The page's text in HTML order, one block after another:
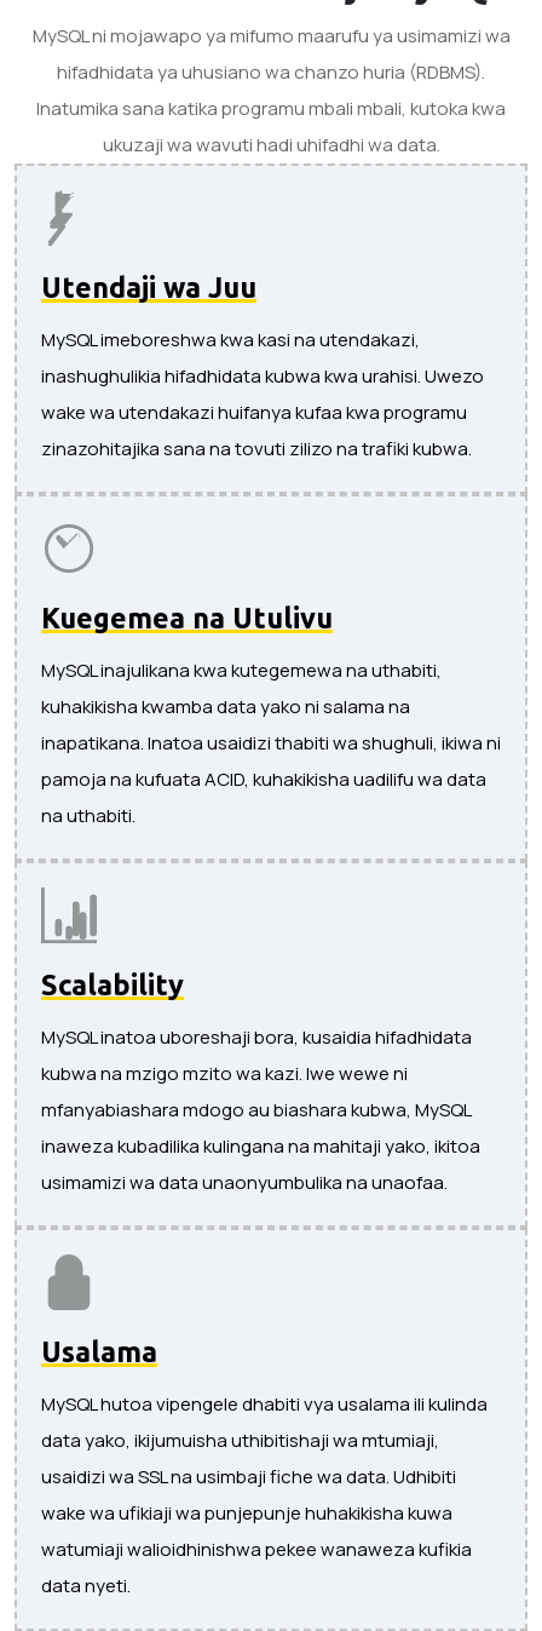
MySQL ni mojawapo ya mifumo maarufu ya usimamizi wa
hifadhidata ya uhusiano wa chanzo huria (RDBMS).
Inatumika sana katika programu mbali mbali, kutoka kwa
ukuzaji wa wavuti hadi uhifadhi wa data.
Utendaji wa Juu
MySQL imeboreshwa kwa kasi na utendakazi,
inashughulikia hifadhidata kubwa kwa urahisi. Uwezo
wake wa utendakazi huifanya kufaa kwa programu
zinazohitajika sana na tovuti zilizo na trafiki kubwa.
Kuegemea na Utulivu
MySQL inajulikana kwa kutegemewa na uthabiti,
kuhakikisha kwamba data yako ni salama na
inapatikana. Inatoa usaidizi thabiti wa shughuli, ikiwa ni
pamoja na kufuata ACID, kuhakikisha uadilifu wa data
na uthabiti.
Scalability
MySQL inatoa uboreshaji bora, kusaidia hifadhidata
kubwa na mzigo mzito wa kazi. Iwe wewe ni
mfanyabiashara mdogo au biashara kubwa, MySQL
inaweza kubadilika kulingana na mahitaji yako, ikitoa
usimamizi wa data unaonyumbulika na unaofaa.
Usalama
MySQL hutoa vipengele dhabiti vya usalama ili kulinda
data yako, ikijumuisha uthibitishaji wa mtumiaji,
usaidizi wa SSL na usimbaji fiche wa data. Udhibiti
wake wa ufikiaji wa punjepunje huhakikisha kuwa
watumiaji walioidhinishwa pekee wanaweza kufikia
data nyeti.